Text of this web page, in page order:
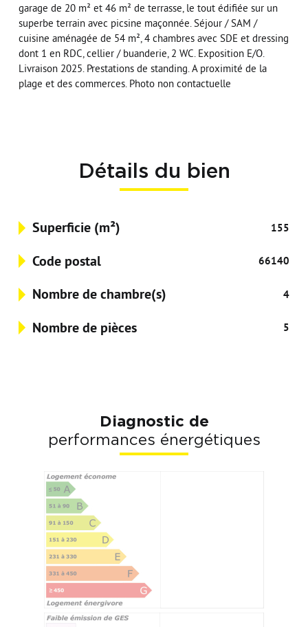
garage de 20 m² et 46 m² de terrasse, le tout édifiée sur un
superbe terrain avec picsine maçonnée. Séjour / SAM /
cuisine aménagée de 54 m², 4 chambres avec SDE et dressing
dont 1 en RDC, cellier / buanderie, 2 WC. Exposition E/O.
Livraison 2025. Prestations de standing. A proximité de la
plage et des commerces. Photo non contactuelle
Détails du bien
Superficie (m²) 155
Code postal 66140
Nombre de chambre(s) 4
Nombre de pièces 5
Diagnostic de
performances énergétiques